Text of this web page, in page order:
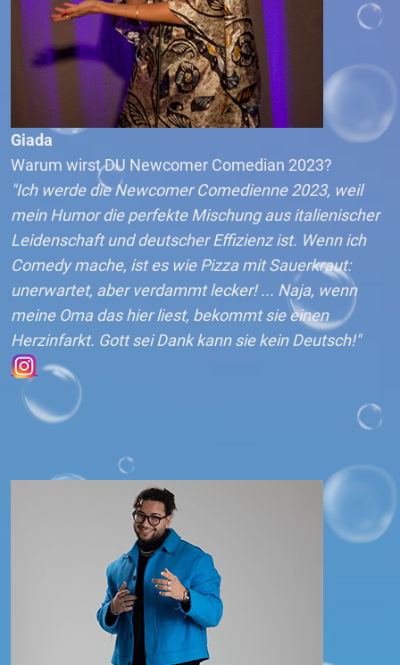
Giada
Warum wirst DU Newcomer Comedian 2023?
"Ich werde die Newcomer Comedienne 2023, weil
mein Humor die perfekte Mischung aus italienischer
Leidenschaft und deutscher Effizienz ist. Wenn ich
Comedy mache, ist es wie Pizza mit Sauerkraut:
unerwartet, aber verdammt lecker! ... Naja, wenn
meine Oma das hier liest, bekommt sie einen
Herzinfarkt. Gott sei Dank kann sie kein Deutsch!"